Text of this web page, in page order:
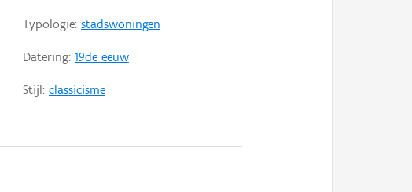
Typologie: stadswoningen
Datering: 19de eeuw
Stijl: classicisme